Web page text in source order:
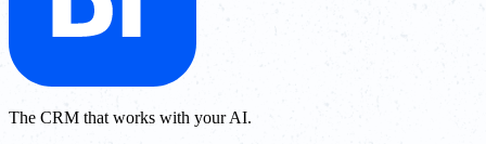
The CRM that works with your AI.